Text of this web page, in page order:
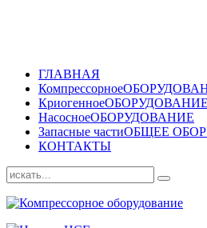
ГЛАВНАЯ
Компрессорное
КриогенноеОБОРУДОВАНИЕ
НасосноеОБОРУДОВАНИЕ
Запасные частиОБЩЕЕ
КОНТАКТЫ